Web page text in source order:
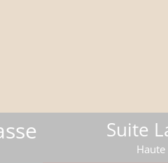
Suite
Haute